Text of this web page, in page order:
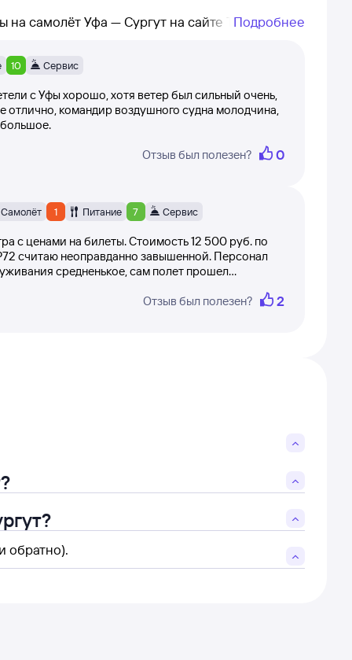
на самолёт Уфа — Сургут на сайте Туту!
10 (самолёт вылетел вовремя, вежливость
Оценки никак не корректируются
на странице после модерации.
прочитав отзывы пользователей Туту.
Подробнее
10 Сервис
с Уфы хорошо, хотя ветер был сильный очень,
командир воздушного судна молодчина,
большое.
Отзыв был полезен? 0
Самолёт 1 Питание 7 Сервис
с ценами на билеты. Стоимость 12 500 руб. по
считаю неоправданно завышенной. Персонал
средненькое, сам полет прошел
Отзыв был полезен? 2
обратно).